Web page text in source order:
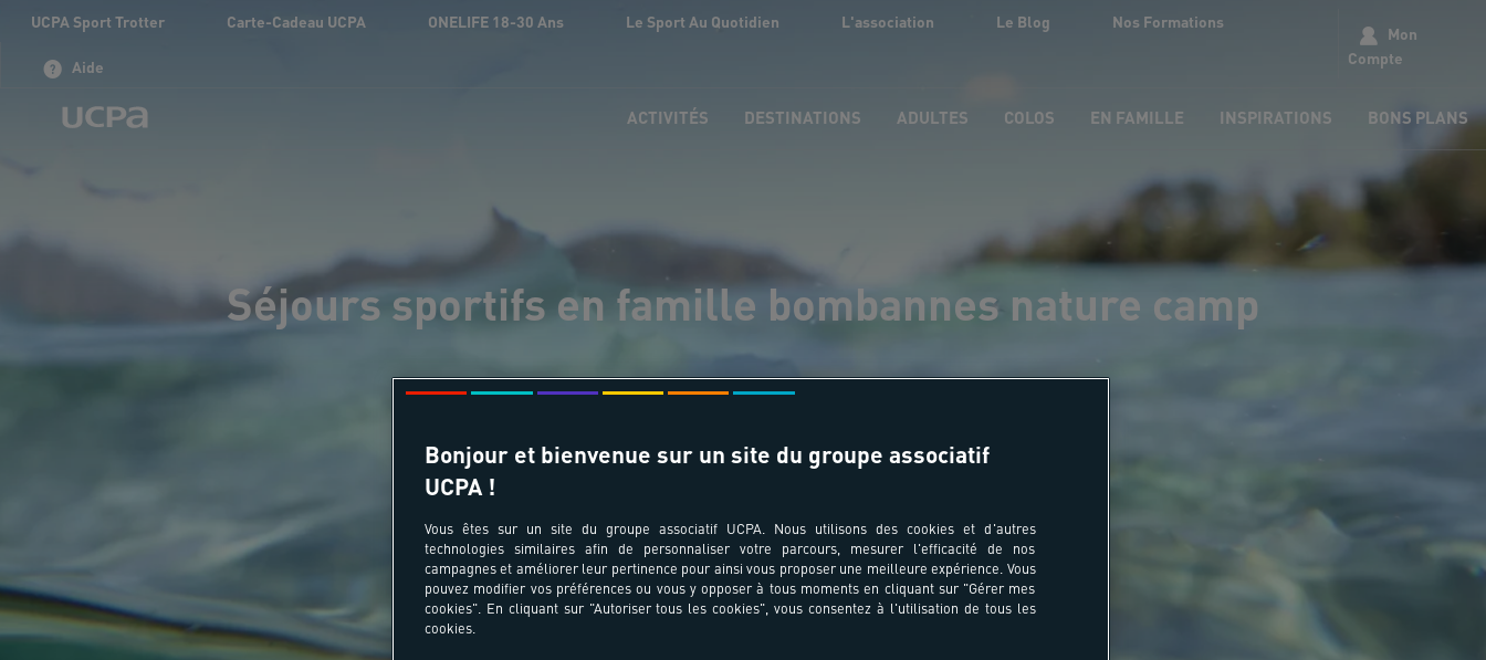
UCPA Sport Trotter Carte-Cadeau UCPA ONELIFE 18-30 Ans Le Sport Au Quotidien L'association Le Blog Nos Formations
Aide
Mon
Compte
ACTIVITÉS DESTINATIONS ADULTES COLOS EN FAMILLE INSPIRATIONS BONS PLANS
Séjours sportifs en famille bombannes nature camp
Bonjour et bienvenue sur un site du groupe associatif
UCPA !
Vous êtes sur un site du groupe associatif UCPA. Nous utilisons des cookies et d'autres
technologies similaires afin de personnaliser votre parcours, mesurer l'efficacité de nos
campagnes et améliorer leur pertinence pour ainsi vous proposer une meilleure expérience. Vous
pouvez modifier vos préférences ou vous y opposer à tous moments en cliquant sur "Gérer mes
cookies". En cliquant sur "Autoriser tous les cookies", vous consentez à l'utilisation de tous les
cookies.